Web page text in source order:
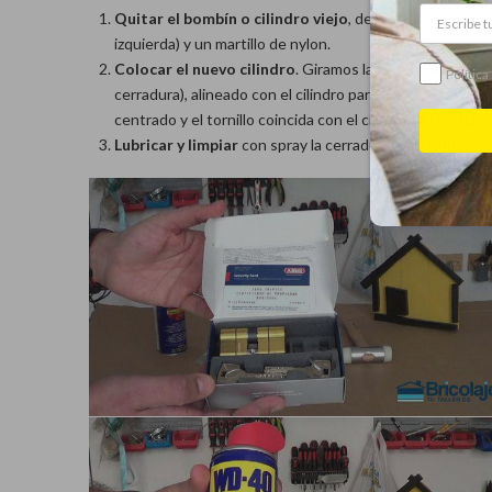
Quitar el bombín o cilindro viejo, destornillando los
izquierda) y un martillo de nylon.
Colocar el nuevo cilindro. Giramos la llave hasta
cerradura), alineado con el cilindro para poder
centrado y el tornillo coincida con el cilindro.
Lubricar y limpiarcon spray la cerradura y el cilindro.
Política